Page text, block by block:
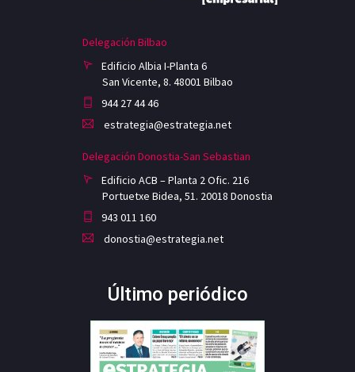
Delegación Bilbao
Edificio Albia I-Planta 6
San Vicente, 8. 48001 Bilbao
944 27 44 46
estrategia@estrategia.net
Delegación Donostia-San Sebastian
Edificio ACB – Planta 2 Ofic. 216
Portuetxe Bidea, 51. 20018 Donostia
943 011 160
donostia@estrategia.net
Último periódico